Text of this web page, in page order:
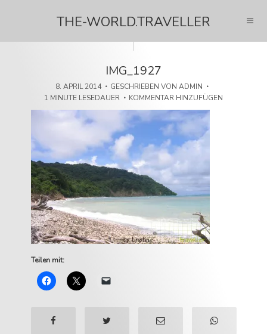
THE-WORLD.TRAVELLER
IMG_1927
8. APRIL 2014 GESCHRIEBEN VON ADMIN
1 MINUTE LESEDAUER
KOMMENTAR HINZUFÜGEN
Teilen mit: